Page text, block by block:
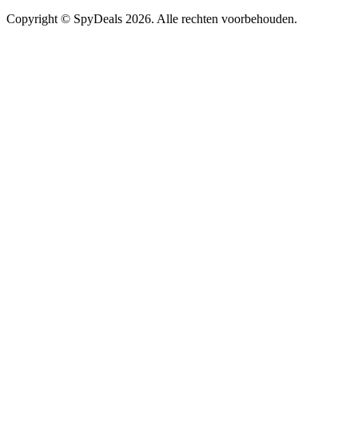
Copyright © SpyDeals 2026. Alle rechten voorbehouden.